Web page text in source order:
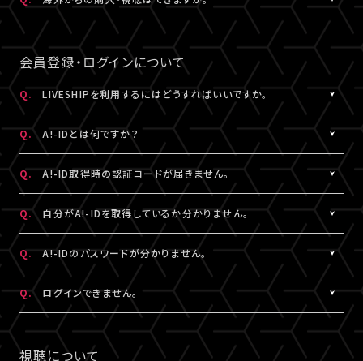
※「決済取消中」のアイコンが表示されている間はお手続きができ
ません。
※コンビニにてご入金済みの場合は、変更できません。
チケットご購入済みの場合は、「決済完了のお知らせ」メールが届
いていなくても、ライブ配信・アーカイブ配信は問題なくご視聴いた
だけます。
「チケット購入情報」に、チケットが表示されていない場合は、ご購
入いただけていない状態です。
改めてチケット販売ページより購入手続きをお願いいたします。
本情報」内「会員情報」より常用漢字などにご変更いただくか、クレ
ジットカード決済をご利用ください。
▼クレジットカード決済にて、よくあるエラー
クレジットカード番号やセキュリティコードなどの誤入力、有効期
限外、限度額超過などによるエラーの可能性がございます。今一度
ご確認のうえ、お手続きください。
上記に当てはまらないエラーの場合は、お手数ですが、エラー時の
状態など詳細を記載のうえ、 こちらよりお問い合わせください。
は、ご本人様の1枚分だけになります。ご視聴される方がそれぞれ
のA!-ID（メールアドレス）にて、視聴チケットを購入していただく必
要がございます。
※A!-IDについては［Q:A!-IDとは何ですか？］をご参照ください。
A.
原則、視聴チケットのご購入は可能です。
ご視聴については、推奨環境を満たしているかをご確認ください。
推奨環境を満たしていない場合は、ご視聴いただけない可能性が
あります。
また、各国の通信環境によりご視聴いただけない場合もございま
す。
上記ご了承のうえ、ご自身の判断にてご購入ください。
会員登録・ログインについて
Q. LIVESHIPを利用するにはどうすればいいですか。
LIVESHIPを利用するには、A!-ID（メールアドレス）が必要です。
LIVESHIPにアクセスし、A!-ID（メールアドレス）にてログインのう
え、会員登録を行ってください。
※A!-IDについては ［Q:A!-IDとは何ですか？］ をご参照ください。
Q. A!-IDとは何ですか？
A!-IDとは、アーティストにまつわる様々なサービスをご利用いただ
ける共通の会員ID（無料）です。
・「A!SMART」でグッズを購入されたことがある場合は、その際に
登録されたメールアドレスがA!-IDとなります。
・A!-IDが必要なファンクラブ会員の場合、そちらで登録・連携され
たメールアドレスがA!-IDとなります。
・A!-ID（メールアドレス）をお持ちでない方は、LIVESHIP会員登録
の過程で取得していただけます。
・お持ちのメールアドレスのA!-ID取得有無は、
より確認する
ことができます。
Q. A!-ID取得時の認証コードが届きません。
ご入力いただいたメールアドレス宛に【@liveship.tokyo】ドメイ
ンから、認証コードをお知らせするメールを配信しております。
“迷惑メール”として自動振り分け・受信拒否されていないかご確
認ください。
※認証コードは発行より10分間有効です。
※未着の場合、改めて新規取得からお手続きください。
※複数回発行された場合は、一番新しい認証コードをご利用くだ
さい。
Q. 自分がA!-IDを取得しているか分かりません。
お持ちのメールアドレスのA!-ID取得有無は、こちら
より確認するこ
とができます。
※すでに「A!SMART」をご利用の方はA!-IDの取得が完了していま
す。ご利用のA!-ID（メールアドレス）とパスワードでログインくださ
い。
※A!-IDが必要なファンクラブ会員の場合、そちらで登録・連携され
Q. A!-IDのパスワードが分かりません。
パスワードをお忘れの場合は、こちら
よりパスワード再設定を行え
ます。
Q. ログインできません。
LIVESHIPにご登録のA!-ID（メールアドレス）とパスワードをご入
力ください。
視聴について